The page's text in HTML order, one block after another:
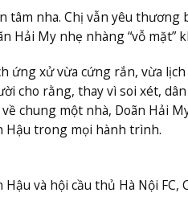
tâm nha. Chị vẫn yêu thương
Hải My nhẹ nhàng “vỗ
ứng xử vừa cứng rắn, vừa
cho rằng, thay vì soi xét,
chung một nhà, Doãn Hải
Hậu trong mọi hành trình.
Hậu và hội cầu thủ Hà Nội